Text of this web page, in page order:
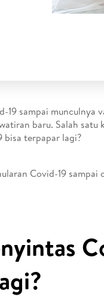
19 sampai munculnya
baru. Salah satu
bisa terpapar lagi?
Covid-19